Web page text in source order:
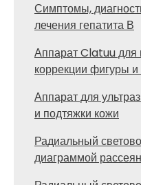
Симптомы,
лечения гепатита В
Аппарат Clatuu для
коррекции фигуры
Аппарат для
и подтяжки кожи
Радиальный
диаграммой